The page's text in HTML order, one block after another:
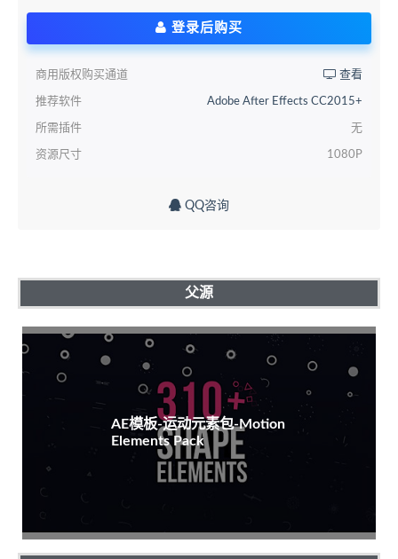
登录后购买
商用版权购买通道 查看
推荐软件 Adobe After Effects CC2015+
所需插件 无
资源尺寸 1080P
QQ咨询
父源
AE模板-运动元素包-Motion
Elements Pack